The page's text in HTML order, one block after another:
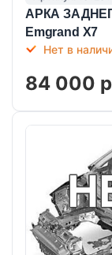
АРКА
Emgrand X7
Нет в
84 000